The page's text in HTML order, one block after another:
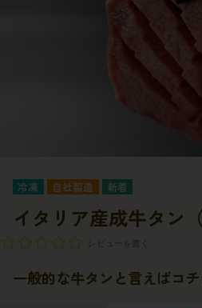
冷凍 自社製造
イタリア産成牛タン
レビューを書く
一般的な牛タンと言えばコチ